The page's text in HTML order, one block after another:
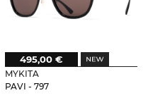
MYKITA
PAVI - 797
495,00 €